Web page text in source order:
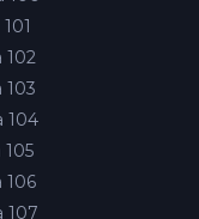
102
103
104
105
106
107